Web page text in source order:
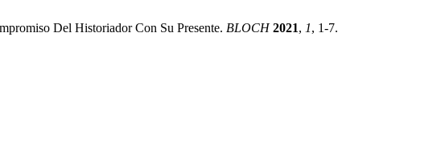
Del Historiador Con Su Presente. BLOCH 2021, 1, 1-7.